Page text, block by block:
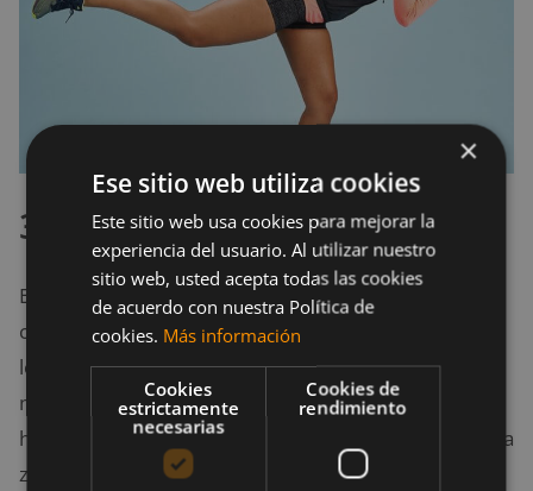
3. Lesiones de hombro
El hombro es la articulación más móvil en todo el
cuerpo, ninguna otra articulación puede igualarlo en
los grados de libertad que tiene.Sin embargo, esta
movilidad reduce la estabilidad de la articulación del
hombro, lo que aumenta el riesgo de lesiones en esta
zona.
×
Ese sitio web utiliza cookies
Este sitio web usa cookies para mejorar la
experiencia del usuario. Al utilizar nuestro
sitio web, usted acepta todas las cookies
de acuerdo con nuestra Política de
cookies. Más información
Cookies
estrictamente
necesarias
Cookies de
rendimiento